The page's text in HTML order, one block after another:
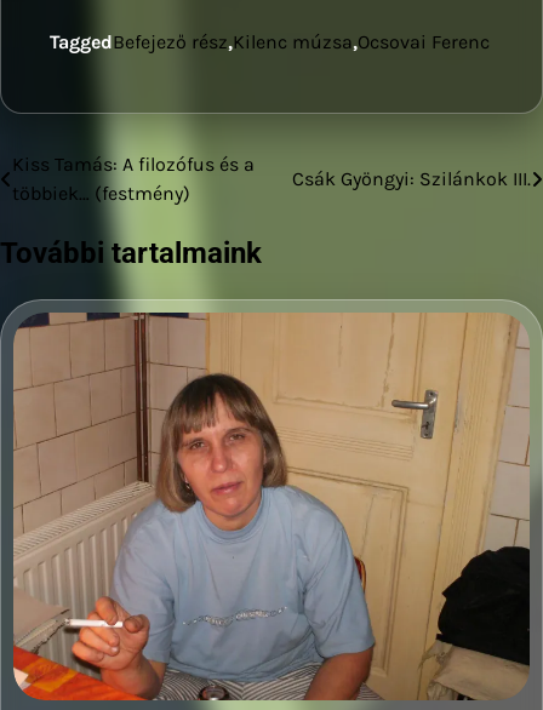
TaggedBefejező rész,Kilenc múzsa,Ocsovai Ferenc
Bejegyzés
navigáció
Kiss Tamás: A filozófus és a
többiek… (festmény)
Csák Gyöngyi: Szilánkok III.
További tartalmaink